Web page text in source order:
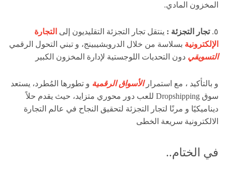
المخزون المادي.
٥. تجار التجزئة : ينتقل تجار التجزئة التقليديون إلى التجارة
الإلكترونية بسلاسة من خلال الدروبشيبينج، و تبني التحول الرقمي
التسويقي دون التحديات اللوجستية لإدارة المخزون ا لكبير
و بالتأكيد ، مع استمرارالأسواق الرقمية و تطورها المُطرد، يستعد
سوق Dropshipping للعب دور محوري متزايد، حيث يقدم حلاً
ديناميكيًا و مرنًا لتجار التجزئة لتحقيق النجاح في عالم التجارة
الالكترونية سريعة الخطى
في الختام..